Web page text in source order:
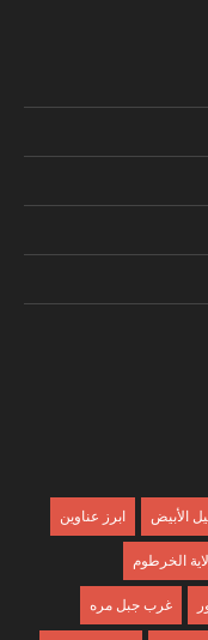
الأبيض ابرز عناوين
الخرطوم
غرب جبل مره